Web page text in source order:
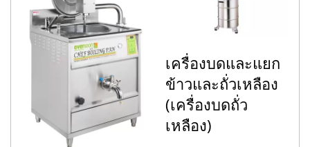
เครื่องบดและแยก
ข้าวและถั่วเหลือง
(เครื่องบดถั่ว
เหลือง)